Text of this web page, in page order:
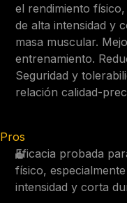
el rendimiento
de alta intensidad y
masa muscular.
entrenamiento.
Seguridad y
relación calidad-
Pros
Eficacia probada
físico,
intensidad y corta